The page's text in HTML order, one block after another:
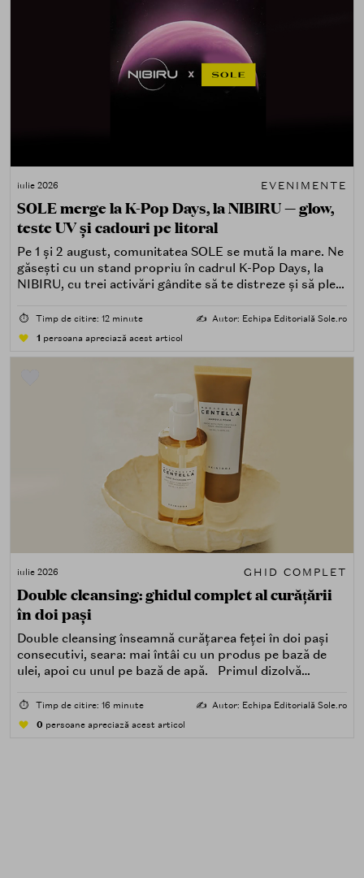
iulie 2026 EVENIMENTE
SOLE merge la K-Pop Days, la NIBIRU — glow,
teste UV și cadouri pe litoral
Pe 1 și 2 august, comunitatea SOLE se mută la mare. Ne
găsești cu un stand propriu în cadrul K-Pop Days, la
NIBIRU, cu trei activări gândite să te distreze și să pleci
⏱️ Timp de citire: 12 minute ✍️ Autor: Echipa Editorială Sole.ro
1 persoana apreciază acest articol
iulie 2026 GHID COMPLET
Double cleansing: ghidul complet al curățării
în doi pași
Double cleansing înseamnă curățarea feței în doi pași
consecutivi, seara: mai întâi cu un produs pe bază de
ulei, apoi cu unul pe bază de apă. Primul dizolvă
poluare. Al doilea îndepărtează impuritățile solubile în
⏱️ Timp de citire: 16 minute ✍️ Autor: Echipa Editorială Sole.ro
0 persoane apreciază acest articol